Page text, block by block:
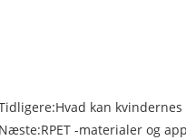
Hvad kan
Næste:RPET -materialer og